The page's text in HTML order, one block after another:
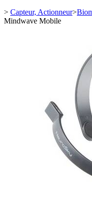
> Capteur, Actionneur>
Mindwave Mobile